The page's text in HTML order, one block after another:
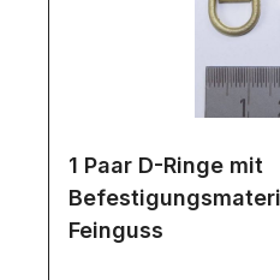
1 Paar D-Ringe mit
Feinguss